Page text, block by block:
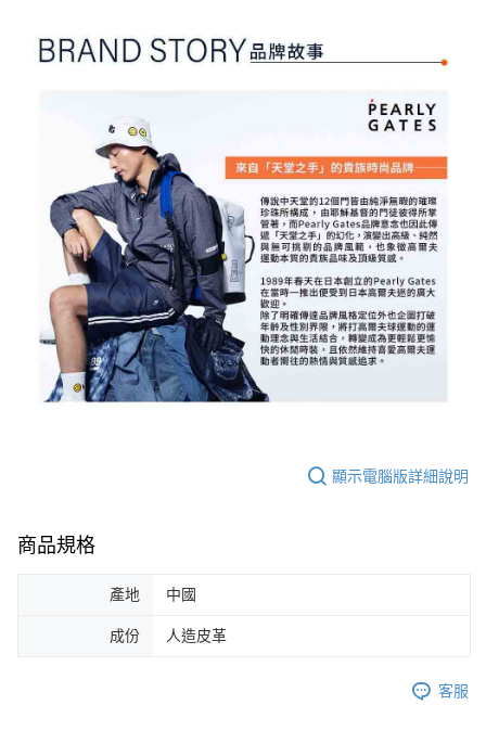
顯示電腦版詳細說明
商品規格
產地 中國
成份 人造皮革
客服